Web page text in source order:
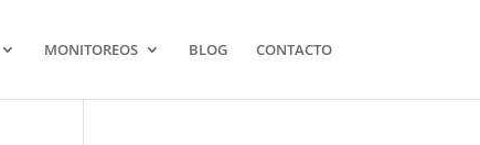
MONITOREOS BLOG CONTACTO